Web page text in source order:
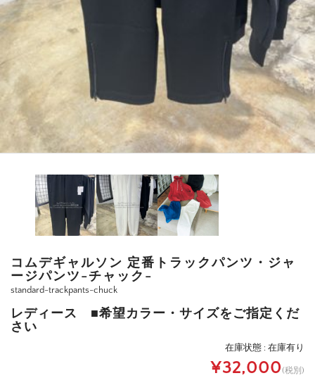
コムデギャルソン 定番トラックパンツ・ジャ
ージパンツ-チャック-
standard-trackpants-chuck
レディース ■希望カラー・サイズをご指定くだ
さい
在庫状態 : 在庫有り
¥32,000(税別)